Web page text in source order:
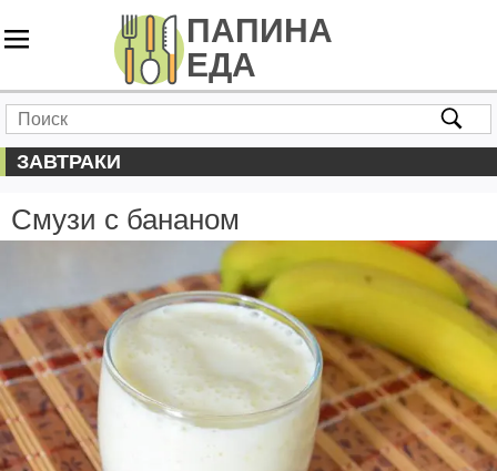
ЗАВТРАКИ
Смузи с бананом